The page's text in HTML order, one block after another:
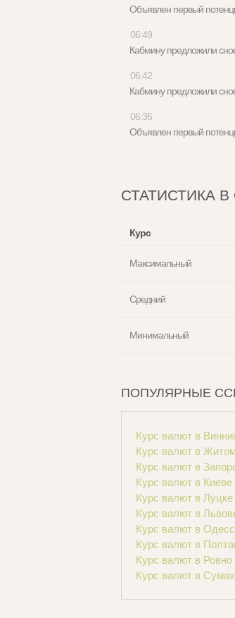
Объявлен первый
06:49
Кабмину предложили
06:42
Кабмину предложили
06:36
Объявлен первый
СТАТИСТИКА
Курс
Максимальный
Средний
Минимальный
ПОПУЛЯРНЫЕ
Курс валют в
Курс валют в
Курс валют в
Курс валют в Киеве
Курс валют в Луцке
Курс валют в
Курс валют в
Курс валют в
Курс валют в Ровно
Курс валют в Сумах